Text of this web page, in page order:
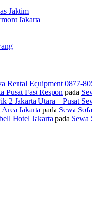
Jaktim
Jakarta
Rental Equipment 0877-
Pusat Fast Respon pada
2 Jakarta Utara – Pusat
Jakarta pada Sewa
Hotel Jakarta pada Sewa